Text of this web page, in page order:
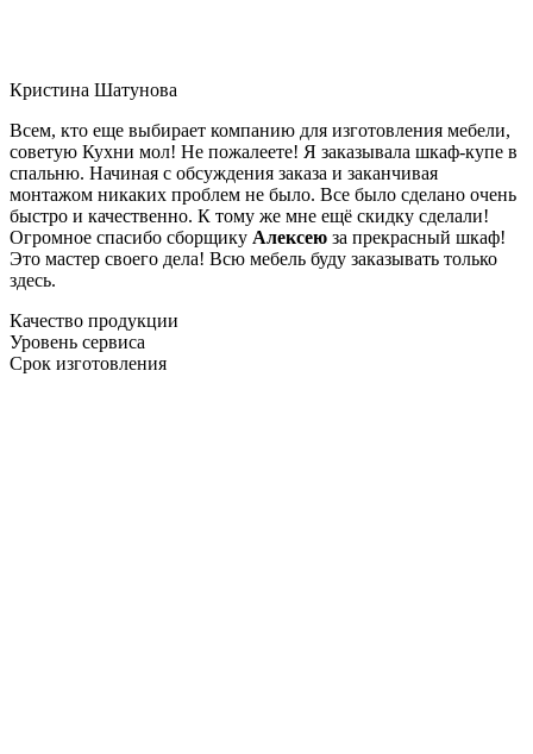
Кристина Шатунова
Всем, кто еще выбирает компанию для изготовления мебели,
советую Кухни мол! Не пожалеете! Я заказывала шкаф-купе в
спальню. Начиная с обсуждения заказа и заканчивая
монтажом никаких проблем не было. Все было сделано очень
быстро и качественно. К тому же мне ещё скидку сделали!
Огромное спасибо сборщику Алексею за прекрасный шкаф!
Это мастер своего дела! Всю мебель буду заказывать только
здесь.
Качество продукции
Уровень сервиса
Срок изготовления